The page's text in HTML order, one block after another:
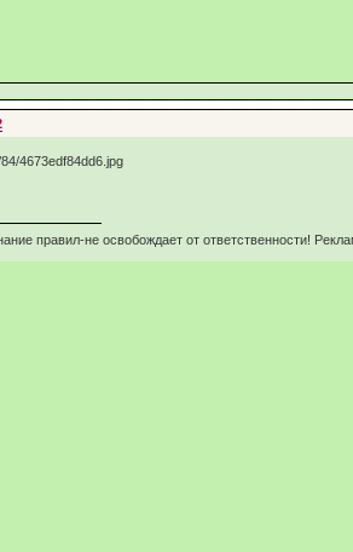
правил-не освобождает от ответственности!